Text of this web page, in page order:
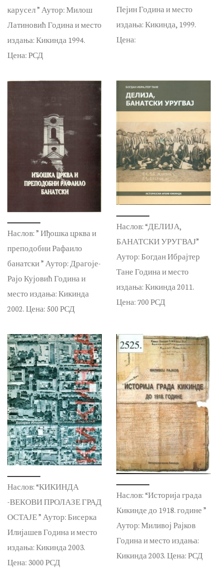
карусел ” Аутор: Милош
Латиновић Година и место
издања: Кикинда 1994.
Цена: РСД
Пејин Година и место
издања: Кикинда, 1999.
Цена:
Наслов: ” Иђошка црква и
преподобни Рафаило
банатски ” Аутор: Драгоје-
Рајо Кујовић Година и
место издања: Кикинда
2002. Цена: 500 РСД
Наслов: “ДЕЛИЈА,
БАНАТСКИ УРУГВАЈ”
Аутор: Богдан Ибрајтер
Тане Година и место
издања: Кикинда 2011.
Цена: 700 РСД
Наслов: “КИКИНДА
-ВЕКОВИ ПРОЛАЗЕ ГРАД
ОСТАЈЕ ” Аутор: Бисерка
Илијашев Година и место
издања: Кикинда 2003.
Цена: 3000 РСД
Наслов: “Историја града
Кикинде до 1918. године ”
Аутор: Миливој Рајков
Година и место издања:
Кикинда 2003. Цена: РСД